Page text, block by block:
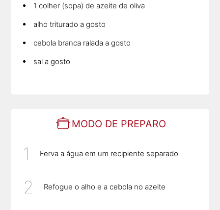
1 colher (sopa) de azeite de oliva
alho triturado a gosto
cebola branca ralada a gosto
sal a gosto
MODO DE PREPARO
Ferva a água em um recipiente separado
Refogue o alho e a cebola no azeite